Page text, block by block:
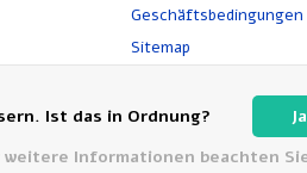
Geschäftsbedingungen
Sitemap
Beschwerden
Ist das in Ordnung? Ja
weitere Informationen beachten